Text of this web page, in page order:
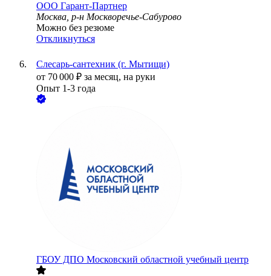
ООО Гарант-Партнер
Москва, р-н Москворечье-Сабурово
Можно без резюме
Откликнуться
Слесарь-сантехник (г. Мытищи)
от 70 000 ₽ за месяц, на руки
Опыт 1-3 года
ГБОУ ДПО Московский областной учебный центр